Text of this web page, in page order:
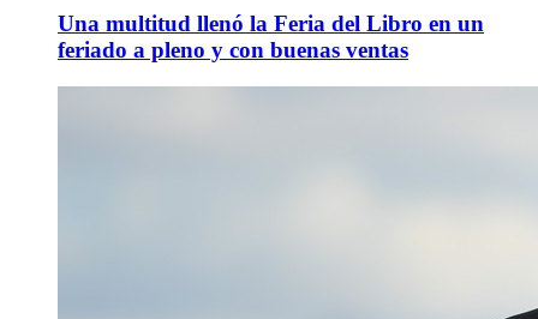
Una multitud llenó la Feria del Libro en un
feriado a pleno y con buenas ventas